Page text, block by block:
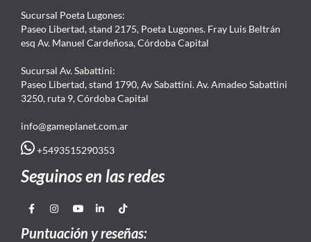
Sucursal Poeta Lugones:
Paseo Libertad, stand 2175, Poeta Lugones. Fray Luis Beltrán
esq Av. Manuel Cardeñosa, Córdoba Capital
Sucursal Av. Sabattini:
Paseo Libertad, stand 1790, Av Sabattini. Av. Amadeo Sabattini
3250, ruta 9, Córdoba Capital
info@gameplanet.com.ar
+5493515290353
Seguinos en las redes
Puntuación y reseñas: